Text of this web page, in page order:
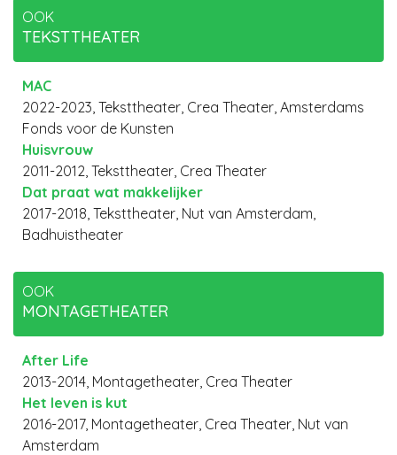
OOK
TEKSTTHEATER
MAC
2022-2023, Teksttheater, Crea Theater, Amsterdams
Fonds voor de Kunsten
Huisvrouw
2011-2012, Teksttheater, Crea Theater
Dat praat wat makkelijker
2017-2018, Teksttheater, Nut van Amsterdam,
Badhuistheater
OOK
MONTAGETHEATER
After Life
2013-2014, Montagetheater, Crea Theater
Het leven is kut
2016-2017, Montagetheater, Crea Theater, Nut van
Amsterdam